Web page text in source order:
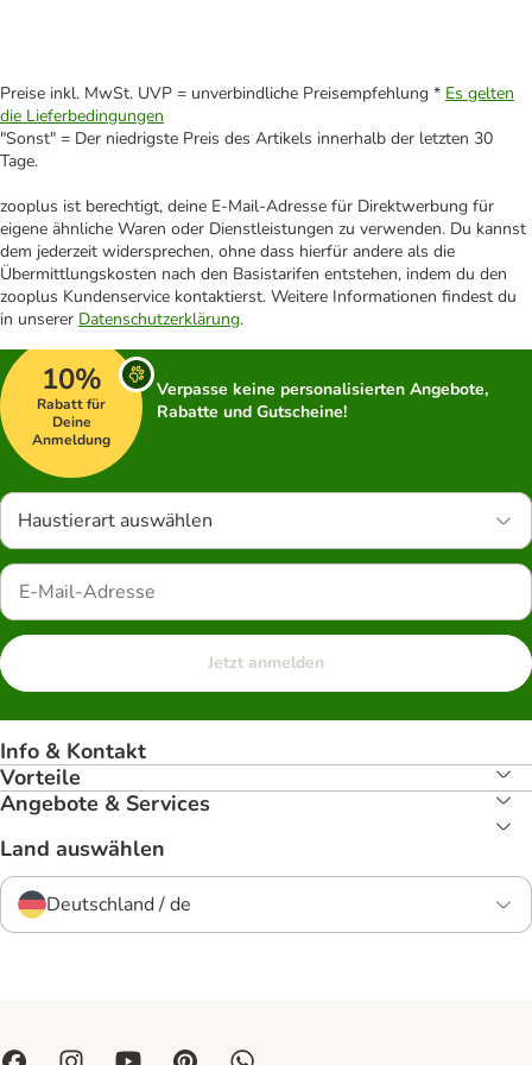
Preise inkl. MwSt. UVP = unverbindliche Preisempfehlung * Es gelten
die Lieferbedingungen
"Sonst" = Der niedrigste Preis des Artikels innerhalb der letzten 30
Tage.
zooplus ist berechtigt, deine E-Mail-Adresse für Direktwerbung für
eigene ähnliche Waren oder Dienstleistungen zu verwenden. Du kannst
dem jederzeit widersprechen, ohne dass hierfür andere als die
Übermittlungskosten nach den Basistarifen entstehen, indem du den
zooplus Kundenservice kontaktierst. Weitere Informationen findest du
in unserer Datenschutzerklärung.
10%
Rabatt für
Deine
Anmeldung
Verpasse keine personalisierten Angebote,
Rabatte und Gutscheine!
Haustierart auswählen
Jetzt anmelden
Info & Kontakt
Vorteile
Angebote & Services
Land auswählen
Deutschland / de